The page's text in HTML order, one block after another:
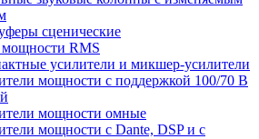
сценические
мощности RMS
усилители и микшер-усилители
мощности с поддержкой 100/70 В
мощности омные
мощности с Dante, DSP и с